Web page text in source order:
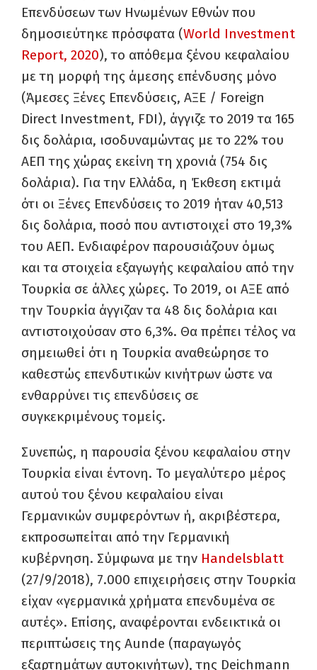
Επενδύσεων των Ηνωμένων Εθνών που
δημοσιεύτηκε πρόσφατα (World Investment
Report, 2020), το απόθεμα ξένου κεφαλαίου
με τη μορφή της άμεσης επένδυσης μόνο
(Άμεσες Ξένες Επενδύσεις, ΑΞΕ / Foreign
Direct Investment, FDI), άγγιζε το 2019 τα 165
δις δολάρια, ισοδυναμώντας με το 22% του
ΑΕΠ της χώρας εκείνη τη χρονιά (754 δις
δολάρια). Για την Ελλάδα, η Έκθεση εκτιμά
ότι οι Ξένες Επενδύσεις το 2019 ήταν 40,513
δις δολάρια, ποσό που αντιστοιχεί στο 19,3%
του ΑΕΠ. Ενδιαφέρον παρουσιάζουν όμως
και τα στοιχεία εξαγωγής κεφαλαίου από την
Τουρκία σε άλλες χώρες. Το 2019, οι ΑΞΕ από
την Τουρκία άγγιζαν τα 48 δις δολάρια και
αντιστοιχούσαν στο 6,3%. Θα πρέπει τέλος να
σημειωθεί ότι η Τουρκία αναθεώρησε το
καθεστώς επενδυτικών κινήτρων ώστε να
ενθαρρύνει τις επενδύσεις σε
συγκεκριμένους τομείς.
Συνεπώς, η παρουσία ξένου κεφαλαίου στην
Τουρκία είναι έντονη. Το μεγαλύτερο μέρος
αυτού του ξένου κεφαλαίου είναι
Γερμανικών συμφερόντων ή, ακριβέστερα,
εκπροσωπείται από την Γερμανική
κυβέρνηση. Σύμφωνα με την Handelsblatt
(27/9/2018), 7.000 επιχειρήσεις στην Τουρκία
είχαν «γερμανικά χρήματα επενδυμένα σε
αυτές». Επίσης, αναφέρονται ενδεικτικά οι
περιπτώσεις της Aunde (παραγωγός
εξαρτημάτων αυτοκινήτων), της Deichmann